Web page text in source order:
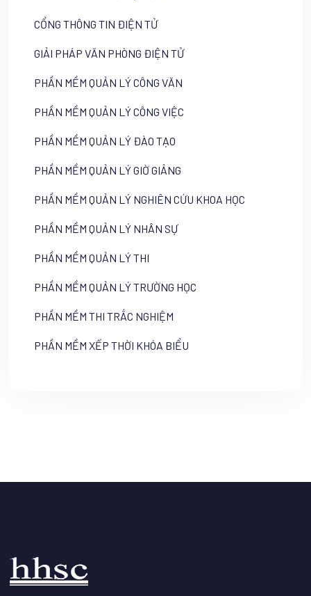
CỔNG THÔNG TIN ĐIỆN TỬ
GIẢI PHÁP VĂN PHÒNG ĐIỆN TỬ
PHẦN MỀM QUẢN LÝ CÔNG VĂN
PHẦN MỀM QUẢN LÝ CÔNG VIỆC
PHẦN MỀM QUẢN LÝ ĐÀO TẠO
PHẦN MỀM QUẢN LÝ GIỜ GIẢNG
PHẦN MỀM QUẢN LÝ NGHIÊN CỨU KHOA HỌC
PHẦN MỀM QUẢN LÝ NHÂN SỰ
PHẦN MỀM QUẢN LÝ THI
PHẦN MỀM QUẢN LÝ TRƯỜNG HỌC
PHẦN MỀM THI TRẮC NGHIỆM
PHẦN MỀM XẾP THỜI KHÓA BIỂU